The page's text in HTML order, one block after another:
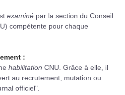
examiné par la section du Conseil
compétente pour chaque
:
habilitation CNU. Grâce à elle, il
au recrutement, mutation ou
officiel".